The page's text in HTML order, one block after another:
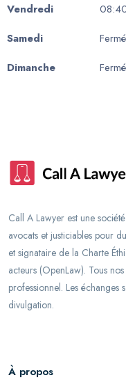
Vendredi
Samedi
Fermé
Dimanche
Fermé
Call A Lawyer est une
avocats et justiciables pour
et signataire de la Charte
acteurs (OpenLaw). Tous
professionnel. Les
divulgation.
À propos